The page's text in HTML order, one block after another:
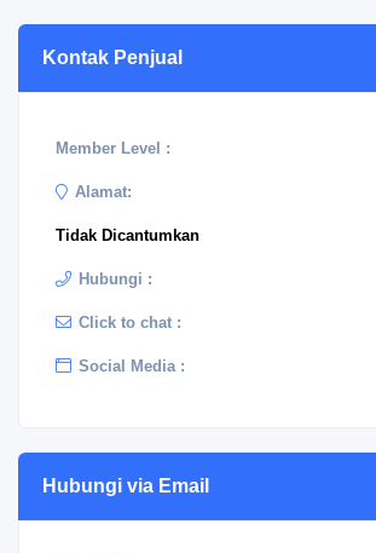
Kontak Penjual
Member Level :
Alamat:
Tidak Dicantumkan
Hubungi :
Click to chat :
Social Media :
Hubungi via Email